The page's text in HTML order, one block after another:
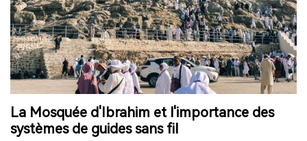
La Mosquée d'Ibrahim et l'importance des
systèmes de guides sans fil
SYSTÈME D'APPEL POUR CUISINE INTERPHONE DE FENÊTRE
GUICHET MICROPHONE
SYSTÈME D'INTERPHONE DE HAUT-PARLEUR DE FENÊTRE
SYSTÈME D'APPEL À L'ÉCRAN BIPEUR RESTAURANT
TERRASSE BAR COFÉ